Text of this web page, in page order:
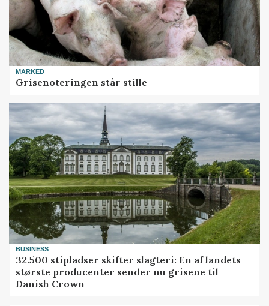
MARKED
Grisenoteringen står stille
BUSINESS
32.500 stipladser skifter slagteri: En af landets
største producenter sender nu grisene til
Danish Crown